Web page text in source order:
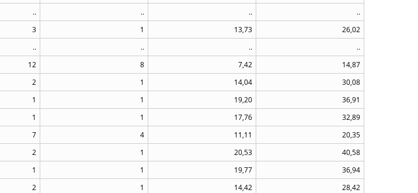
.. .. ..
..
3 1 13,73
26,02
.. .. ..
..
12 8 7,42
14,87
2 1 14,04
30,08
1 1 19,20
36,91
1 1 17,76
32,89
7 4 11,11
20,35
2 1 20,53
40,58
1 1 19,77
36,94
2 1 14,42
28,42